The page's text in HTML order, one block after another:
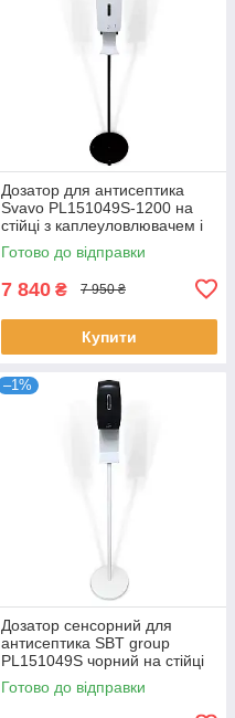
Дозатор для антисептика
Svavo PL151049S-1200 на
стійці з каплеуловлювачем і
табличкою (PL151049S-
1200BPKT)
Готово до відправки
7 840 ₴ 7 950 ₴
Купити
–1%
Дозатор сенсорний для
антисептика SBT group
PL151049S чорний на стійці
(PL151049SB-P)
Готово до відправки